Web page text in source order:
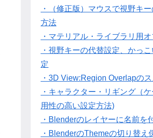
・（修正版）マウスで視野キ
方法
・マテリアル・ライブラリ用
・視野キーの代替設定、かっ
定
・3D View:Region Overlapのス
・キャラクター・リギング（
用性の高い設定方法)
・Blenderのレイヤーに名前を
・BlenderのThemeの切り替え